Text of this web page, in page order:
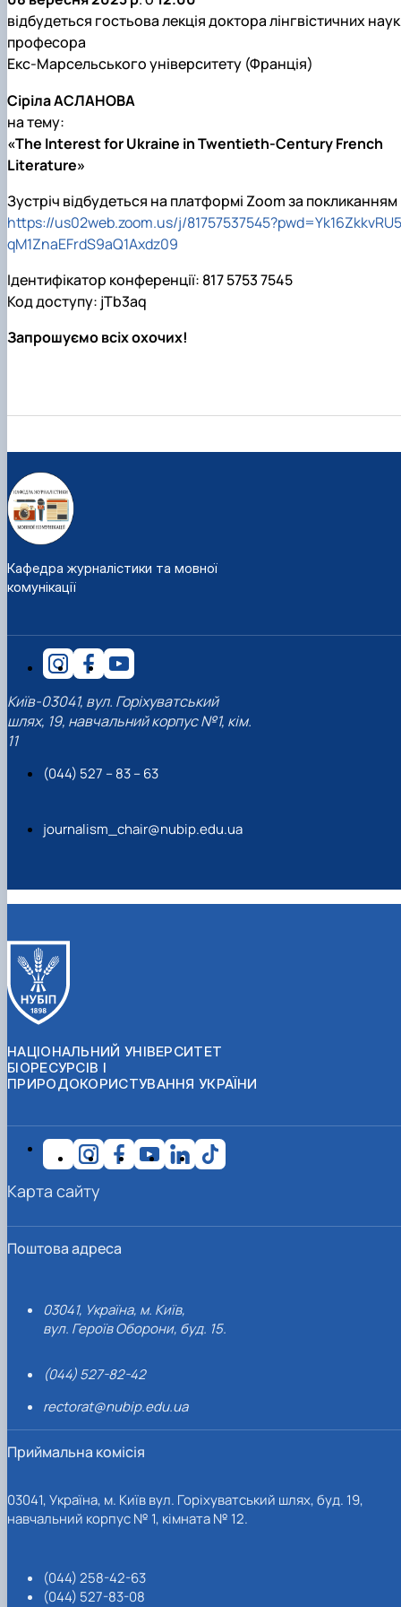
відбудеться гостьова лекція доктора лінгвістичних
професора
Екс-Марсельського університету (Франція)
Сіріла АСЛАНОВА
на тему:
«The Interest for Ukraine in Twentieth-Century French
Literature»
Зустріч відбудеться на платформі Zoom за покликанням
https://us02web.zoom.us/j/81757537545?pwd=Yk16ZkkvRU5
qM1ZnaEFrdS9aQ1Axdz09
Ідентифікатор конференції: 817 5753 7545
Код доступу: jTb3aq
Запрошуємо всіх охочих!
Кафедра журналістики та мовної
комунікації
Київ-03041, вул. Горіхуватський
шлях, 19, навчальний корпус №1, кім.
11
(044) 527 – 83 – 63
journalism_chair@nubip.edu.ua
НАЦІОНАЛЬНИЙ УНІВЕРСИТЕТ
БІОРЕСУРСІВ І
ПРИРОДОКОРИСТУВАННЯ УКРАЇНИ
Поштова адреса
03041, Україна, м. Київ,
вул. Героїв Оборони, буд. 15.
(044) 527-82-42
rectorat@nubip.edu.ua
Приймальна комісія
03041, Україна, м. Київ вул. Горіхуватський шлях, буд. 19,
навчальний корпус № 1, кімната № 12.
(044) 258-42-63
(044) 527-83-08
Карта сайту